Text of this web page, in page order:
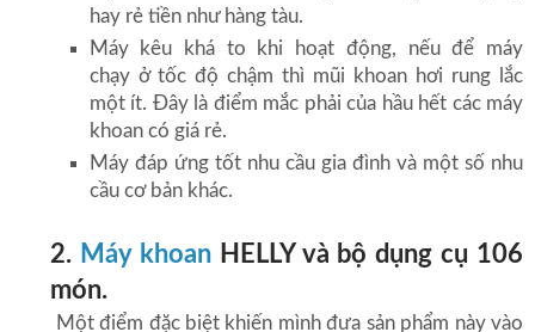
hay rẻ tiền như hàng tàu.
Máy kêu khá to khi hoạt động, nếu để máy
chạy ở tốc độ chậm thì mũi khoan hơi rung lắc
một ít. Đây là điểm mắc phải của hầu hết các máy
khoan có giá rẻ.
Máy đáp ứng tốt nhu cầu gia đình và một số nhu
cầu cơ bản khác.
2. Máy khoanHELLY và bộ dụng cụ 106
món.
Một điểm đặc biệt khiến mình đưa sản phẩm này vào